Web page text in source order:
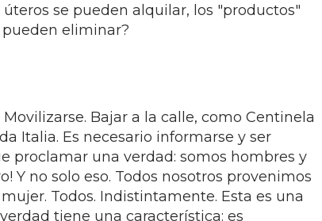
se pueden alquilar, los "productos"
eliminar?
Bajar a la calle, como Centinela
Italia. Es necesario informarse y ser
proclamar una verdad: somos hombres y
Y no solo eso. Todos nosotros provenimos
Todos. Indistintamente. Esta es una
tiene una característica: es